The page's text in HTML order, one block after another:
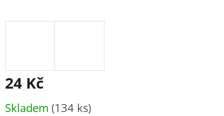
24 Kč
cena:
Skladem (134 ks)